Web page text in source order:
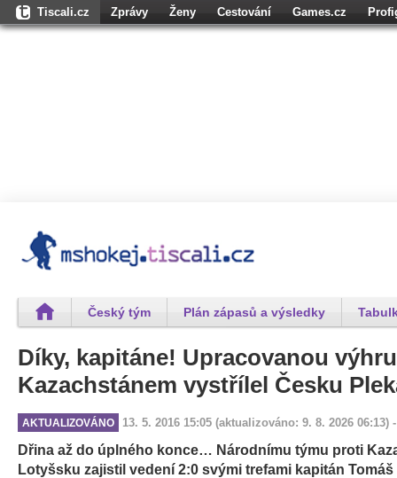
Tiscali.cz Zprávy Ženy Cestování Games.cz
Český tým Plán zápasů a výsledky
Díky, kapitáne! Upracovanou
Kazachstánem vystřílel Česku
AKTUALIZOVÁNO 13. 5. 2016 15:05 (aktualizováno: 9. 8. 2026 06:13)
Dřina až do úplného konce… Národnímu týmu proti
Lotyšsku zajistil vedení 2:0 svými trefami kapitán